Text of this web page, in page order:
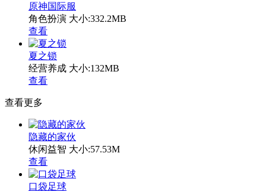
原神国际服
角色扮演 大小:332.2MB
查看
夏之锁
经营养成 大小:132MB
查看
查看更多
隐藏的家伙
休闲益智 大小:57.53M
查看
口袋足球